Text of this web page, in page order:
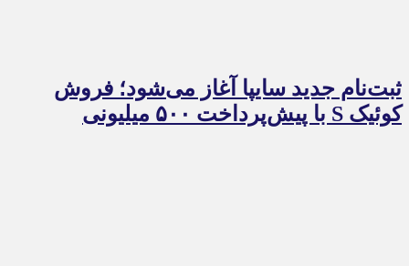
ثبت‌نام جدید سایپا آغاز می‌شود؛ فروش
کوئیک S با پیش‌پرداخت ۵۰۰ میلیونی